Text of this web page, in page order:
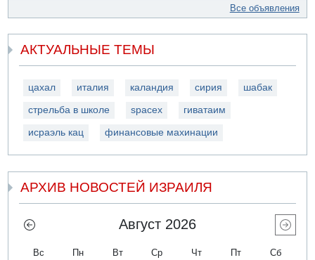
Все объявления
АКТУАЛЬНЫЕ ТЕМЫ
цахал италия каландия сирия шабак
стрельба в школе spacex гиватаим
исраэль кац финансовые махинации
АРХИВ НОВОСТЕЙ ИЗРАИЛЯ
Август 2026
Вс Пн Вт Ср Чт Пт Сб